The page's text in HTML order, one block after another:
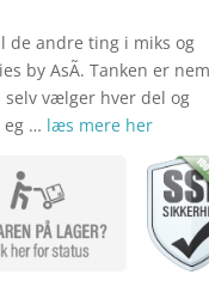
var:
kr.
er:
de andre ting i miks og
by AsÃ­. Tanken er
vælger hver del og
eg … læs mere her